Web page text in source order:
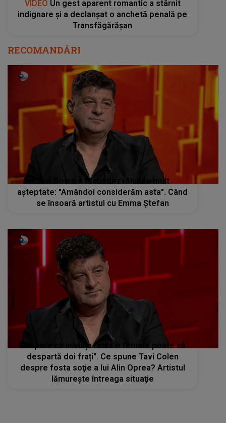
VIDEO Un gest aparent romantic a stârnit
indignare și a declanșat o anchetă penală pe
Transfăgărășan
RECOMANDĂRI
Tavi Colen a făcut dezvăluirile mult
așteptate: "Amândoi considerăm asta". Când
se însoară artistul cu Emma Ștefan
"Se pare că în viața reală o femeie poate să
despartă doi frați". Ce spune Tavi Colen
despre fosta soţie a lui Alin Oprea? Artistul
lămureşte întreaga situaţie